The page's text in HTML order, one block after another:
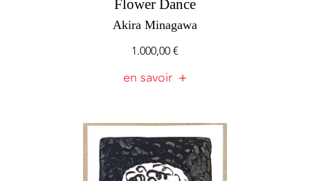
Flower Dance
Akira Minagawa
1.000,00€
en savoir